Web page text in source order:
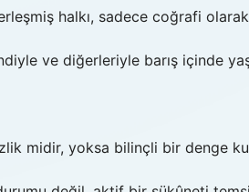
halkı, sadece coğrafi
ve diğerleriyle barış içinde
midir, yoksa bilinçli bir denge